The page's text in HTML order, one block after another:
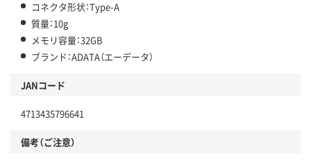
コネクタ形状：Type-A
質量：10g
メモリ容量：32GB
ブランド：ADATA（エーデータ）
JANコード
4713435796641
備考（ご注意）